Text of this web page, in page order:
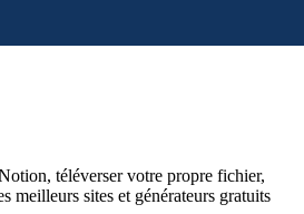
téléverser votre propre fichier,
meilleurs sites et générateurs gratuits